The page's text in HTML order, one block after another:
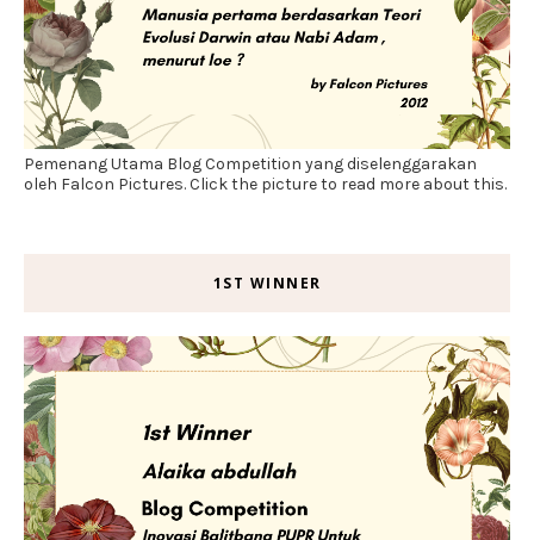
Pemenang Utama Blog Competition yang diselenggarakan
oleh Falcon Pictures. Click the picture to read more about this.
1ST WINNER